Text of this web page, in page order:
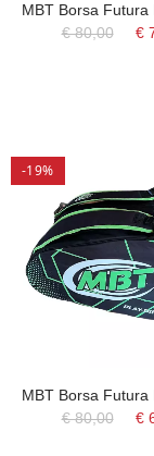
MBT Borsa Futura
€ 80,00
€
-19%
MBT Borsa Futura
€ 80,00
€